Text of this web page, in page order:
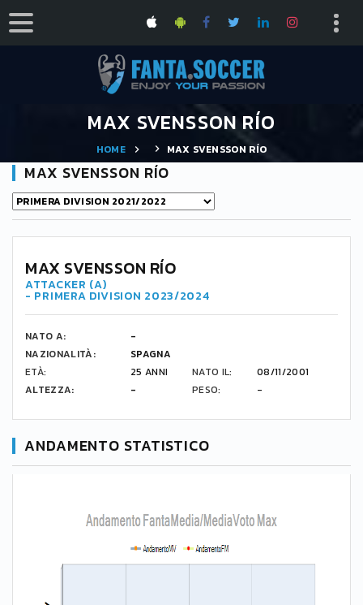
MAX SVENSSON RÍO
HOME MAX SVENSSON RÍO
MAX SVENSSON RÍO
43
MAX SVENSSON RÍO
ATTACKER (A)
- PRIMERA DIVISION 2023/2024
NATO A:
-
NAZIONALITÀ:
SPAGNA
ETÀ:
25 ANNI NATO IL:
08/11/2001
ALTEZZA:
- PESO: -
ANDAMENTO STATISTICO